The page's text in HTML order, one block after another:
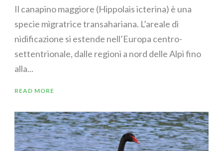
Il canapino maggiore (Hippolais icterina) è una
specie migratrice transahariana. L’areale di
nidificazione si estende nell’Europa centro-
settentrionale, dalle regioni a nord delle Alpi fino
alla...
READ MORE